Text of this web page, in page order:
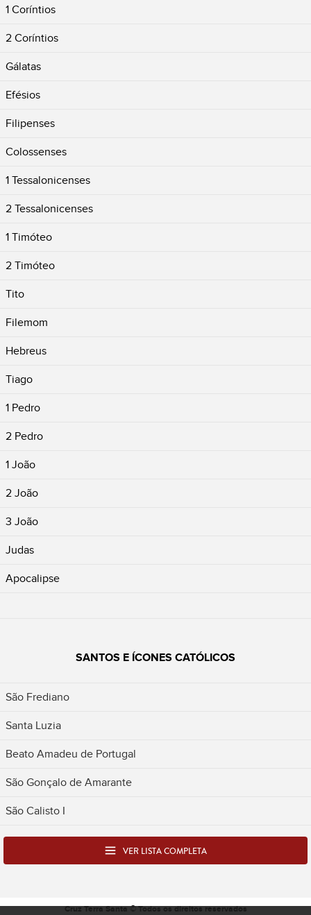
1 Coríntios
2 Coríntios
Gálatas
Efésios
Filipenses
Colossenses
1 Tessalonicenses
2 Tessalonicenses
1 Timóteo
2 Timóteo
Tito
Filemom
Hebreus
Tiago
1 Pedro
2 Pedro
1 João
2 João
3 João
Judas
Apocalipse
SANTOS E ÍCONES CATÓLICOS
São Frediano
Santa Luzia
Beato Amadeu de Portugal
São Gonçalo de Amarante
São Calisto I
VER LISTA COMPLETA
Cruz Terra Santa © Todos os direitos reservados